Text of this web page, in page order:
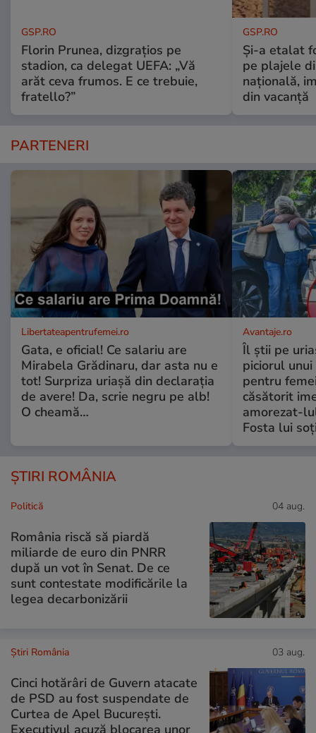
GSP.RO
Florin Prunea, dizgrațios pe
stadion, ca delegat UEFA: „Vă
arăt ceva frumos. E ce trebuie,
fratello?”
GSP.RO
Și-a etalat
pe plajele
națională,
din vacanță
PARTENERI
Libertateapentrufemei.ro
Gata, e oficial! Ce salariu are
Mirabela Grădinaru, dar asta nu e
tot! Surpriza uriașă din declarația
de avere! Da, scrie negru pe alb!
O cheamă…
Avantaje.ro
Îl știi pe
piciorul
pentru
căsătorit
amorezat-
Fosta lui
ȘTIRI ROMÂNIA
Politică 04 aug.
România riscă să piardă
miliarde de euro din PNRR
după un vot în Senat. De ce
sunt contestate modificările la
legea decarbonizării
Știri România 03 aug.
Cinci hotărâri de Guvern atacate
de PSD au fost suspendate de
Curtea de Apel București.
Executivul acuză blocarea unor